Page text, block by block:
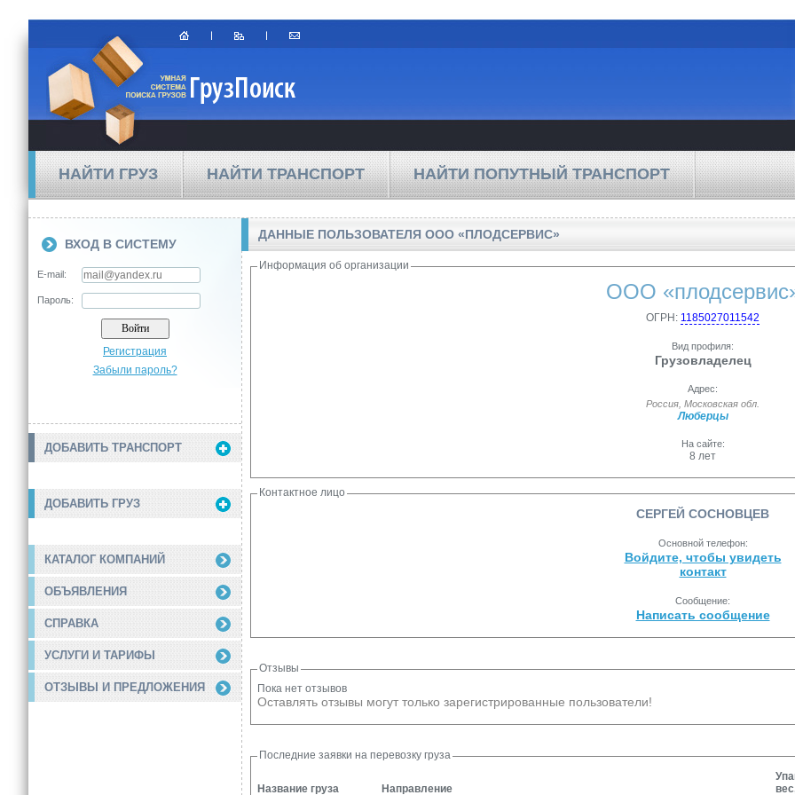
НАЙТИ ГРУЗ НАЙТИ ТРАНСПОРТ НАЙТИ ПОПУТНЫЙ ТРАНСПОРТ
ВХОД В СИСТЕМУ
E-mail:
Пароль:
Регистрация
Забыли пароль?
ДОБАВИТЬ ТРАНСПОРТ
ДОБАВИТЬ ГРУЗ
КАТАЛОГ КОМПАНИЙ
ОБЪЯВЛЕНИЯ
СПРАВКА
УСЛУГИ И ТАРИФЫ
ОТЗЫВЫ И ПРЕДЛОЖЕНИЯ
ДАННЫЕ ПОЛЬЗОВАТЕЛЯ ООО «ПЛОДСЕРВИС»
Информация об организации
ООО
ОГРН: 1185027011542
Вид профиля:
Грузовладелец
Адрес:
Россия Московская обл.
Люберцы
На сайте:
8 лет
Контактное лицо
СЕРГЕЙ СОСНОВЦЕВ
Основной телефон:
Войдите, чтобы увидеть
контакт
Сообщение:
Написать сообщение
Отзывы
Пока нет отзывов
Оставлять отзывы могут только зарегистрированные пользователи!
Последние заявки на перевозку груза
Название груза Направление